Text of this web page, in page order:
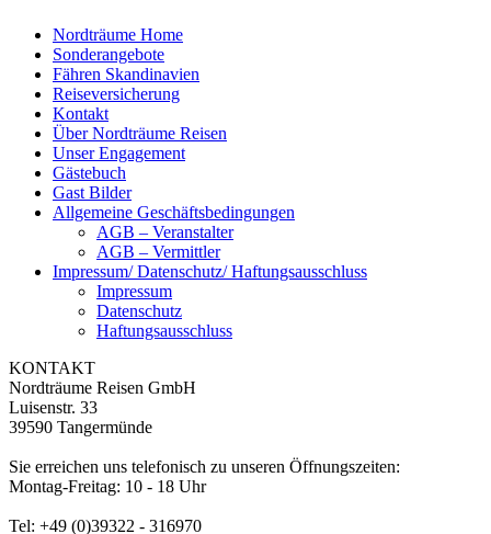
Nordträume Home
Sonderangebote
Fähren Skandinavien
Reiseversicherung
Kontakt
Über Nordträume Reisen
Unser Engagement
Gästebuch
Gast Bilder
Allgemeine Geschäftsbedingungen
AGB – Veranstalter
AGB – Vermittler
Impressum/ Datenschutz/ Haftungsausschluss
Impressum
Datenschutz
Haftungsausschluss
KONTAKT
Nordträume Reisen GmbH
Luisenstr. 33
39590 Tangermünde
Sie erreichen uns telefonisch zu unseren Öffnungszeiten:
Montag-Freitag: 10 - 18 Uhr
Tel: +49 (0)39322 - 316970